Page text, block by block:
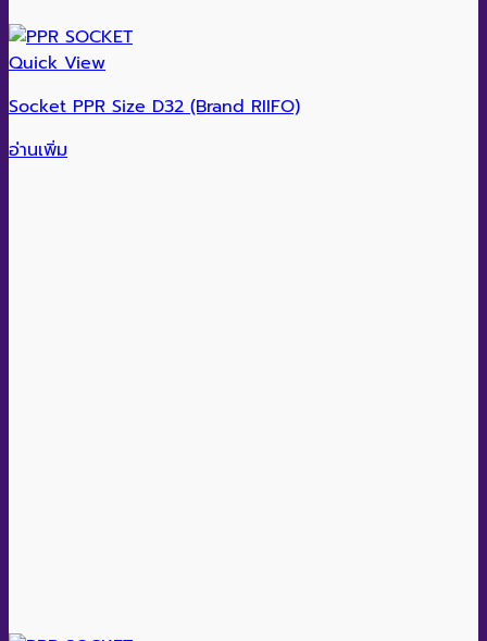
Quick View
Socket PPR Size D32 (Brand RIIFO)
อ่านเพิ่ม